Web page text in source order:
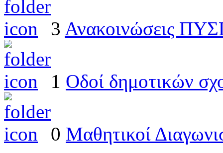
3 Ανακοινώσεις
1 Οδοί δημοτικών
0 Μαθητικοί